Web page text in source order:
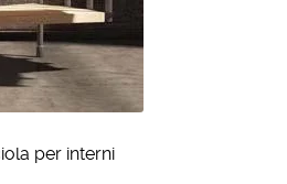
per interni